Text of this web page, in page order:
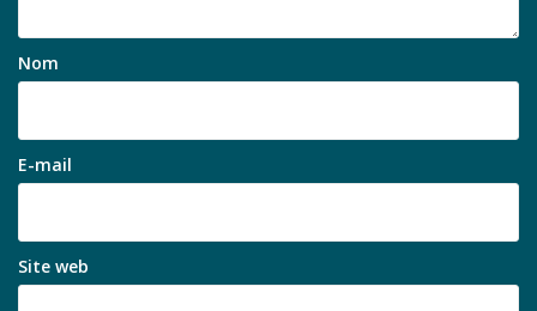
Nom
E-mail
Site web